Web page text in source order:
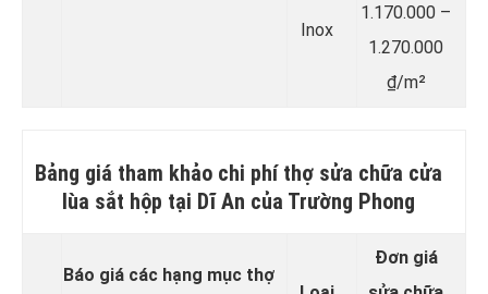
Inox
1.170.000 –
1.270.000
₫/m²
Bảng giá tham khảo chi phí thợ sửa chữa cửa
lùa sắt hộp tại Dĩ An của Trường Phong
Báo giá các hạng mục thợ
Đơn giá